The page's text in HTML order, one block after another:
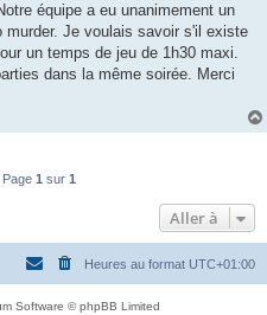
équipe a eu unanimement un
Je voulais savoir s'il existe
un temps de jeu de 1h30 maxi.
dans la même soirée. Merci
Page 1 sur 1
Aller à
Heures au format UTC+01:00
Software © phpBB Limited